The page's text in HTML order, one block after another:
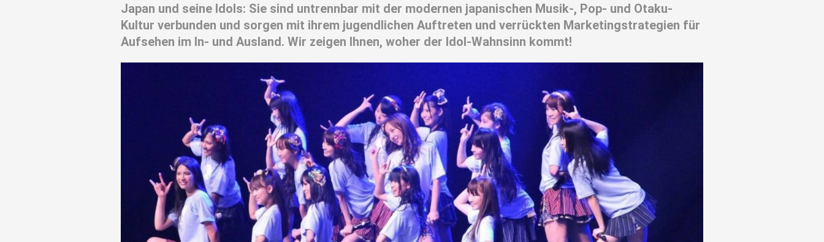
Japan und seine Idols: Sie sind untrennbar mit der modernen japanischen Musik-, Pop- und Otaku-
Kultur verbunden und sorgen mit ihrem jugendlichen Auftreten und verrückten Marketingstrategien für
Aufsehen im In- und Ausland. Wir zeigen Ihnen, woher der Idol-Wahnsinn kommt!